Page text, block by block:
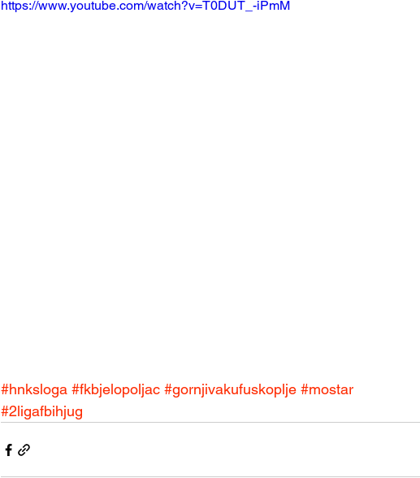
https://www.youtube.com/watch?v=T0DUT_-iPmM
#hnksloga #fkbjelopoljac #gornjivakufuskoplje #mostar
#2ligafbihjug